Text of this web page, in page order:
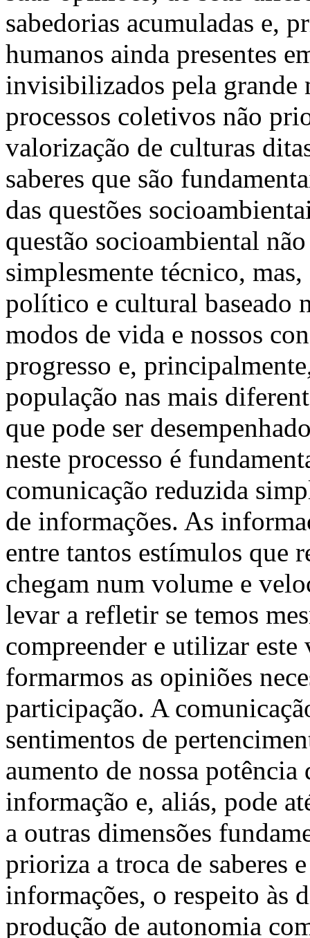
sabedorias acumuladas e,
humanos ainda presentes
invisibilizados pela
processos coletivos não
valorização de culturas
saberes que são
das questões
questão socioambiental
simplesmente técnico,
político e cultural baseado
modos de vida e nossos
progresso e,
população nas mais
que pode ser
neste processo é
comunicação reduzida
de informações. As
entre tantos estímulos que
chegam num volume e
levar a refletir se temos
compreender e utilizar
formarmos as opiniões
participação. A
sentimentos de
aumento de nossa
informação e, aliás, pode
a outras dimensões
prioriza a troca de saberes
informações, o respeito às
produção de autonomia